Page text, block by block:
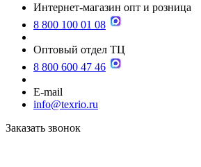
Интернет-магазин опт и розница
8 800 100 01 08
Оптовый отдел ТЦ
8 800 600 47 46
E-mail
info@texrio.ru
Заказать звонок